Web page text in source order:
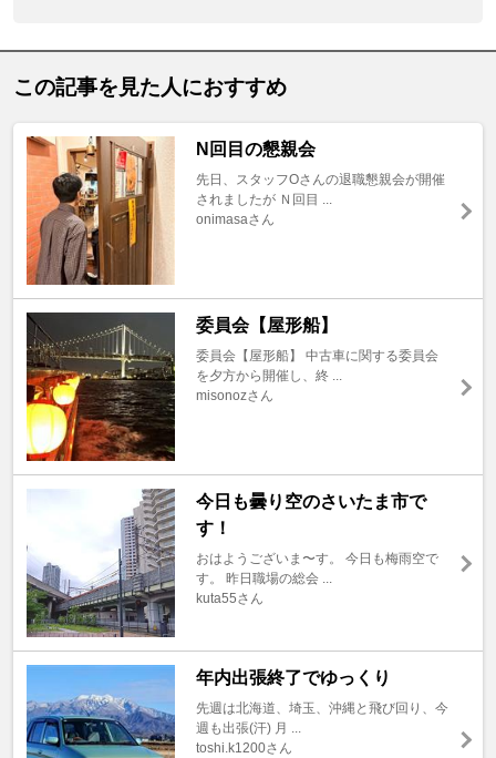
この記事を見た人におすすめ
N回目の懇親会
先日、スタッフOさんの退職懇親会が開催
されましたが Ｎ回目 ...
onimasaさん
委員会【屋形船】
委員会【屋形船】 中古車に関する委員会
を夕方から開催し、終 ...
misonozさん
今日も曇り空のさいたま市で
す！
おはようございま〜す。 今日も梅雨空で
す。 昨日職場の総会 ...
kuta55さん
年内出張終了でゆっくり
先週は北海道、埼玉、沖縄と飛び回り、今
週も出張(汗) 月 ...
toshi.k1200さん